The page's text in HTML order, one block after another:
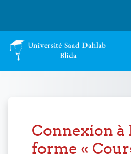
Connexion à
forme «